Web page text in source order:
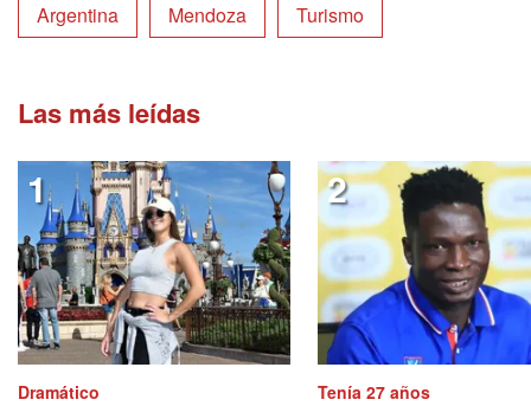
Argentina Mendoza Turismo
Las más leídas
Dramático Tenía 27 años